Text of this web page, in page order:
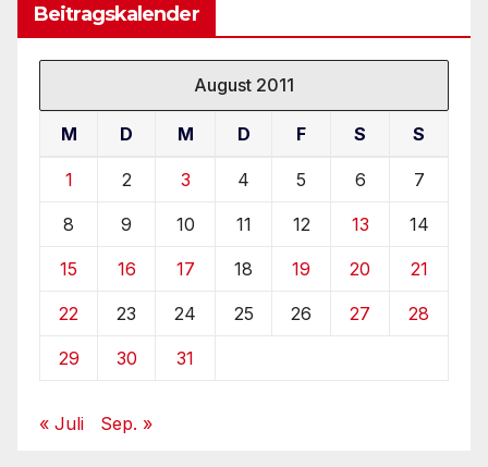
Beitragskalender
August 2011
M D M D F S S
1 2 3 4 5 6 7
8 9 10 11 12 13 14
15 16 17 18 19 20 21
22 23 24 25 26 27 28
29 30 31
« Juli Sep. »